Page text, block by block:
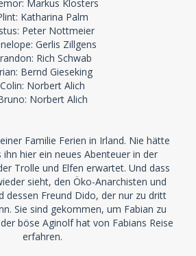
Markus Klosters
Katharina Palm
Peter Nottmeier
Gerlis Zillgens
Rich Schwab
Bernd Gieseking
Colin: Norbert Alich
Norbert Alich
Familie Ferien in Irland. Nie hätte
hier ein neues Abenteuer in der
Trolle und Elfen erwartet. Und dass
sieht, den Öko-Anarchisten und
dessen Freund Dido, der nur zu dritt
Sie sind gekommen, um Fabian zu
böse Aginolf hat von Fabians Reise
erfahren.